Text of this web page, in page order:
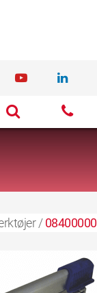
/08400000